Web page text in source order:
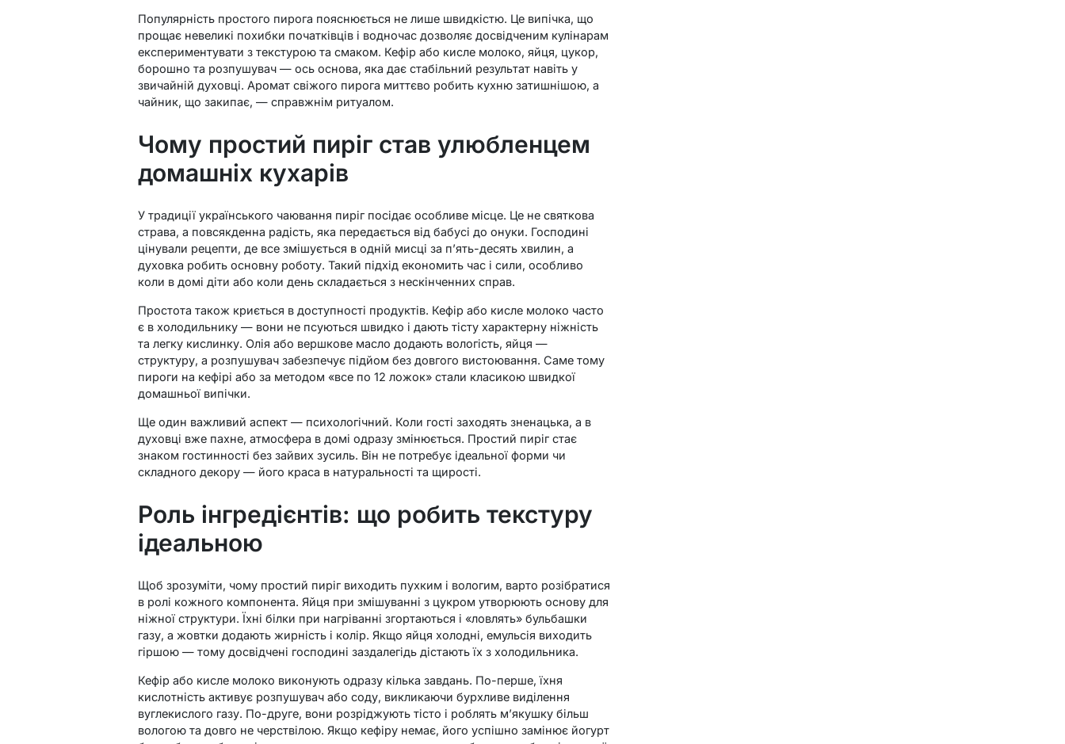
Популярність простого пирога пояснюється не лише швидкістю. Це випічка, що
прощає невеликі похибки початківців і водночас дозволяє досвідченим кулінарам
експериментувати з текстурою та смаком. Кефір або кисле молоко, яйця, цукор,
борошно та розпушувач — ось основа, яка дає стабільний результат навіть у
звичайній духовці. Аромат свіжого пирога миттєво робить кухню затишнішою, а
чайник, що закипає, — справжнім ритуалом.
Чому простий пиріг став улюбленцем
домашніх кухарів
У традиції українського чаювання пиріг посідає особливе місце. Це не святкова
страва, а повсякденна радість, яка передається від бабусі до онуки. Господині
цінували рецепти, де все змішується в одній мисці за п’ять-десять хвилин, а
духовка робить основну роботу. Такий підхід економить час і сили, особливо
коли в домі діти або коли день складається з нескінченних справ.
Простота також криється в доступності продуктів. Кефір або кисле молоко часто
є в холодильнику — вони не псуються швидко і дають тісту характерну ніжність
та легку кислинку. Олія або вершкове масло додають вологість, яйця —
структуру, а розпушувач забезпечує підйом без довгого вистоювання. Саме тому
пироги на кефірі або за методом «все по 12 ложок» стали класикою швидкої
домашньої випічки.
Ще один важливий аспект — психологічний. Коли гості заходять зненацька, а в
духовці вже пахне, атмосфера в домі одразу змінюється. Простий пиріг стає
знаком гостинності без зайвих зусиль. Він не потребує ідеальної форми чи
складного декору — його краса в натуральності та щирості.
Роль інгредієнтів: що робить текстуру
ідеальною
Щоб зрозуміти, чому простий пиріг виходить пухким і вологим, варто розібратися
в ролі кожного компонента. Яйця при змішуванні з цукром утворюють основу для
ніжної структури. Їхні білки при нагріванні згортаються і «ловлять» бульбашки
газу, а жовтки додають жирність і колір. Якщо яйця холодні, емульсія виходить
гіршою — тому досвідчені господині заздалегідь дістають їх з холодильника.
Кефір або кисле молоко виконують одразу кілька завдань. По-перше, їхня
кислотність активує розпушувач або соду, викликаючи бурхливе виділення
вуглекислого газу. По-друге, вони розріджують тісто і роблять м’якушку більш
вологою та довго не черствілою. Якщо кефіру немає, його успішно замінює йогурт